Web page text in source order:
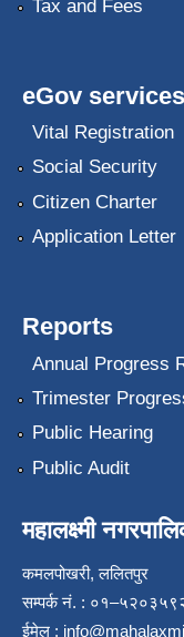
Tax and Fees
eGov services
Vital Registration
Social Security
Citizen Charter
Application Letter
Reports
Annual Progress
Trimester
Public Hearing
Public Audit
महालक्ष्मी
कमलपोखरी, ललितपुर
सम्पर्क नं. :
ईमेल :